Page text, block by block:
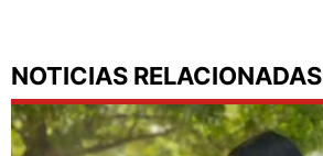
NOTICIAS RELACIONADAS